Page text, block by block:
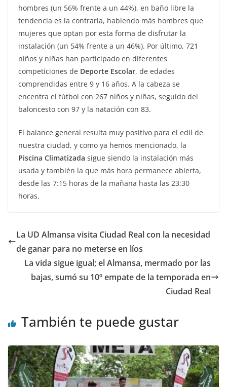
hombres (un 56% frente a un 44%), en baño libre la
tendencia es la contraria, habiendo más hombres que
mujeres que optan por esta forma de disfrutar la
instalación (un 54% frente a un 46%). Por último, 721
niños y niñas han participado en diferentes
competiciones de Deporte Escolar, de edades
comprendidas entre 9 y 16 años. A la cabeza se
encentra el fútbol con 267 niños y niñas, seguido del
baloncesto con 97 y la natación con 83.
El balance general resulta muy positivo para el edil de
nuestra ciudad, y como ya hemos mencionado, la
Piscina Climatizada sigue siendo la instalación más
usada y también la que más hora permanece abierta,
desde las 7:15 horas de la mañana hasta las 23:30
horas.
La UD Almansa visita Ciudad Real con la necesidad
de ganar para no meterse en líos
La vida sigue igual; el Almansa, mermado por las
bajas, sumó su 10º empate de la temporada en
Ciudad Real
También te puede gustar